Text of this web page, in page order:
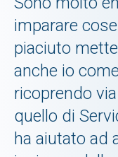
imparare
piaciuto
anche io
ricoprendo
quello di
ha aiutato ad